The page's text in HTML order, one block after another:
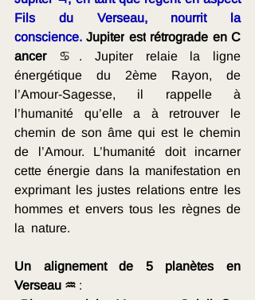
Fils du Verseau, nourrit la
conscience. Jupiter est rétrograde en C
ancer ♋. Jupiter relaie la ligne
énergétique du 2ème Rayon, de
l’Amour-Sagesse, il rappelle à
l’humanité qu’elle a à retrouver le
chemin de son âme qui est le chemin
de l’Amour. L’humanité doit incarner
cette énergie dans la manifestation en
exprimant les justes relations entre les
hommes et envers tous les règnes de
la  nature.
Un alignement de 5 planètes en
Verseau ♒ :